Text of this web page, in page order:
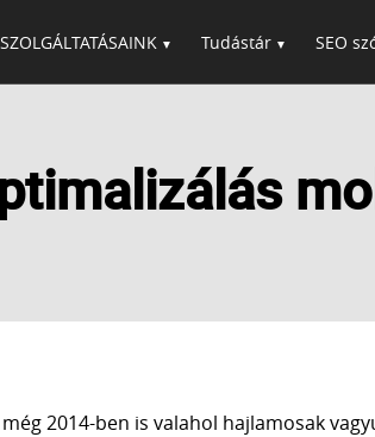
SZOLGÁLTATÁSAINK Tudástár SEO
2014-ben is valahol hajlamosak